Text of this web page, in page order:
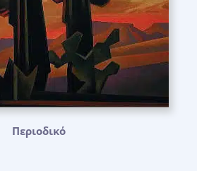
Περιοδικό